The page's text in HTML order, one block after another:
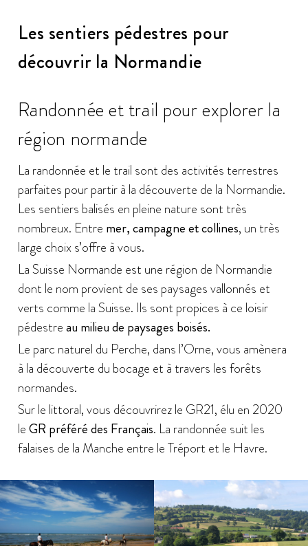
Les sentiers pédestres pour
découvrir la Normandie
Randonnée et trail pour explorer la
région normande
La randonnée et le trail sont des activités terrestres
parfaites pour partir à la découverte de la Normandie.
Les sentiers balisés en pleine nature sont très
nombreux. Entre mer, campagne et collines, un très
large choix s’offre à vous.
La Suisse Normande est une région de Normandie
dont le nom provient de ses paysages vallonnés et
verts comme la Suisse. Ils sont propices à ce loisir
pédestreau milieu de paysages boisés.
Le parc naturel du Perche, dans l’Orne, vous amènera
à la découverte du bocage et à travers les forêts
normandes.
Sur le littoral, vous découvrirez le GR21, élu en 2020
leGR préféré des Français. La randonnée suit les
falaises de la Manche entre le Tréport et le Havre.